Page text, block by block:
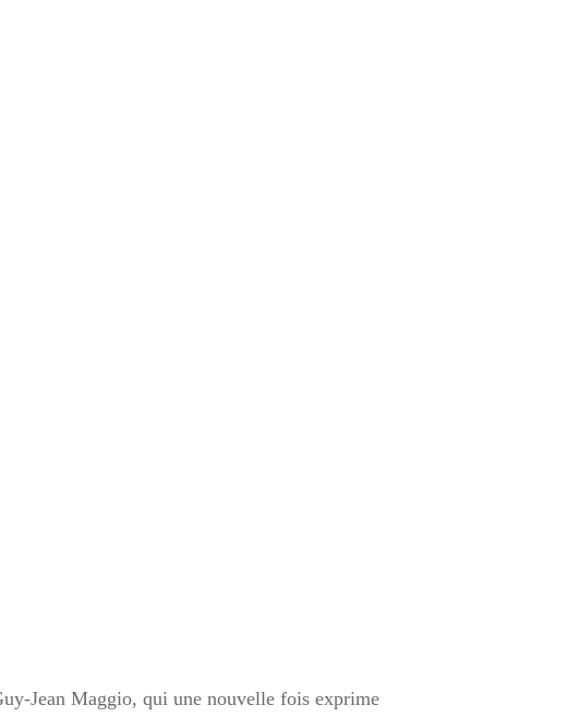
Jean Maggio, qui une nouvelle fois exprime
terre-des-
Enfants, chez
à